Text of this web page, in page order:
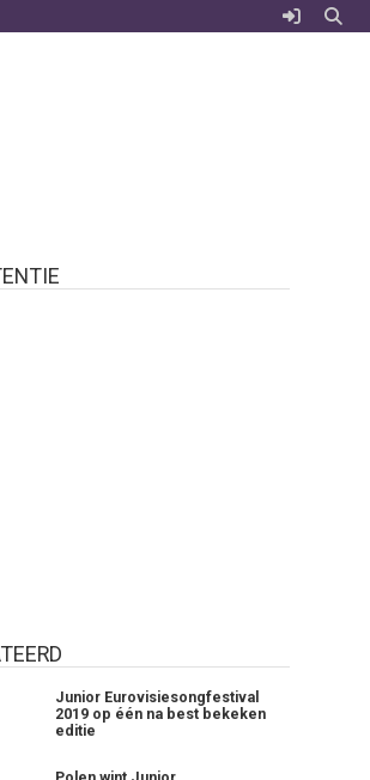
Junior Eurovisiesongfestival
2019 op één na best bekeken
editie